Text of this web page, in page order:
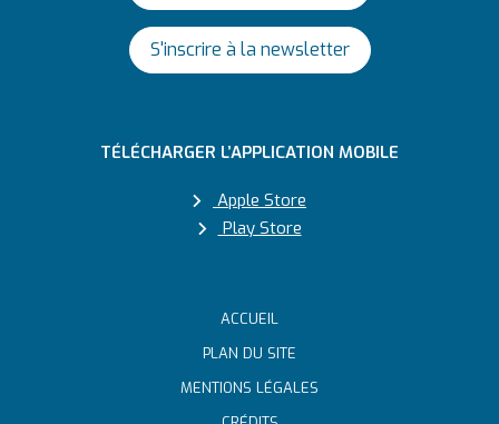
S'inscrire à la newsletter
TÉLÉCHARGER L’APPLICATION MOBILE
Apple Store
Play Store
ACCUEIL
PLAN DU SITE
MENTIONS LÉGALES